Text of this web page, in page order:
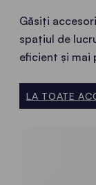
Găsiți
spațiul de
eficient și mai
LA TOATE